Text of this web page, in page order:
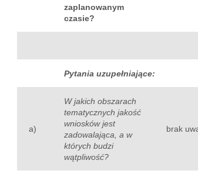
zaplanowanym
czasie?
Pytania uzupełniające:
a)
W jakich obszarach
tematycznych jakość
wniosków jest
zadowalająca, a w
których budzi
wątpliwość?
brak
05:00 06:00 07:00
15°C
08:00
16°C
09:00